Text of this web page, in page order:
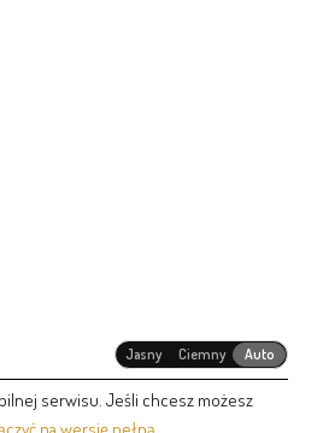
Jasny Ciemny Auto
serwisu. Jeśli chcesz możesz
na wersję pełną